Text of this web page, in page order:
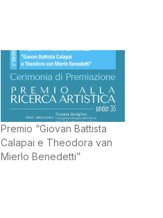
Premio “Giovan Battista
Calapai e Theodora van
Mierlo Benedetti”